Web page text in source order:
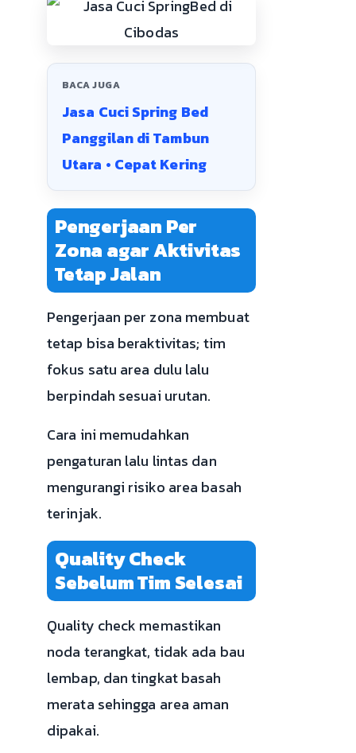
BACA JUGA
Jasa Cuci Spring Bed
Panggilan di Tambun
Utara • Cepat Kering
Pengerjaan Per
Zona agar Aktivitas
Tetap Jalan
Pengerjaan per zona membuat
tetap bisa beraktivitas; tim
fokus satu area dulu lalu
berpindah sesuai urutan.
Cara ini memudahkan
pengaturan lalu lintas dan
mengurangi risiko area basah
terinjak.
Quality Check
Sebelum Tim Selesai
Quality check memastikan
noda terangkat, tidak ada bau
lembap, dan tingkat basah
merata sehingga area aman
dipakai.